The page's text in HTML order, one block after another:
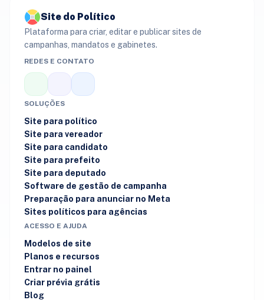
Site do Político
Plataforma para criar, editar e publicar sites de
campanhas, mandatos e gabinetes.
REDES E CONTATO
SOLUÇÕES
Site para político
Site para vereador
Site para candidato
Site para prefeito
Site para deputado
Software de gestão de campanha
Preparação para anunciar no Meta
Sites políticos para agências
ACESSO E AJUDA
Modelos de site
Planos e recursos
Entrar no painel
Criar prévia grátis
Blog